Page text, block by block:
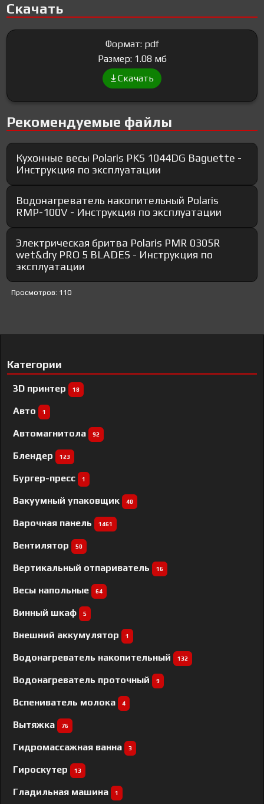
Скачать
Формат: pdf
Размер: 1.08 мб
Скачать
Рекомендуемые файлы
Кухонные весы Polaris PKS 1044DG Baguette -
Инструкция по эксплуатации
Водонагреватель накопительный Polaris
RMP-100V - Инструкция по эксплуатации
Электрическая бритва Polaris PMR 0305R
wet&dry PRO 5 BLADES - Инструкция по
эксплуатации
Просмотров: 110
Категории
3D принтер 18
Авто 1
Автомагнитола 92
Блендер 123
Бургер-пресс 1
Вакуумный упаковщик 40
Варочная панель 1461
Вентилятор 50
Вертикальный отпариватель 16
Весы напольные 64
Винный шкаф 5
Внешний аккумулятор 1
Водонагреватель накопительный 132
Водонагреватель проточный 9
Вспениватель молока 4
Вытяжка 76
Гидромассажная ванна 3
Гироскутер 13
Гладильная машина 1